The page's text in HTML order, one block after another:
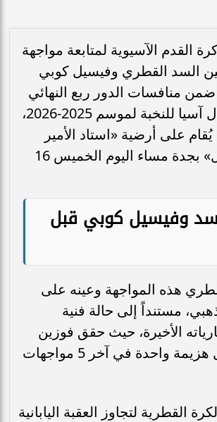
القدم الآسيوية لمتابعة مواجهة
السد القطري وفيسيل كوبي
ضمن منافسات الدور ربع النهائي
من دوري أبطال آسيا للنخبة لموسم 2025-2026،
على أرضية «استاد الأمير
عبدالله الفيصل» بجدة مساء اليوم الخميس 16
وفيسيل كوبي قبل
هذه المواجهة وعينه على
مستنداً إلى حالة فنية
الأخيرة، حيث حقق فوزين
وتعادلين مقابل هزيمة واحدة في آخر 5 مواجهات
القطرية لتجاوز العقبة اليابانية